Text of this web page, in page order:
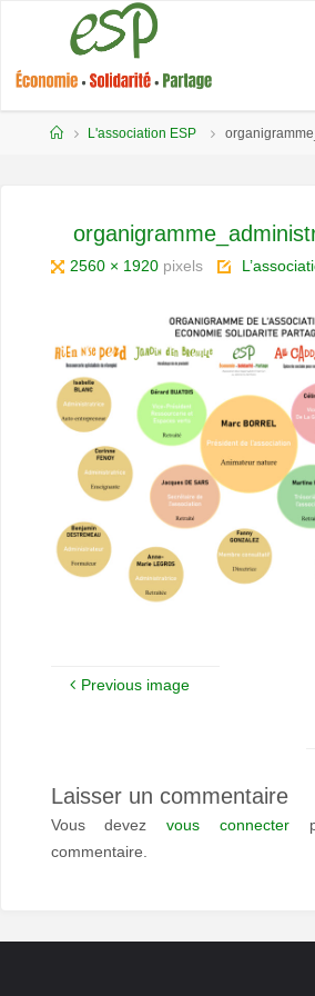
L'association ESP
2560 × 1920 pixels
Previous image
Laisser un commentaire
Vous devezvous connecter
commentaire.